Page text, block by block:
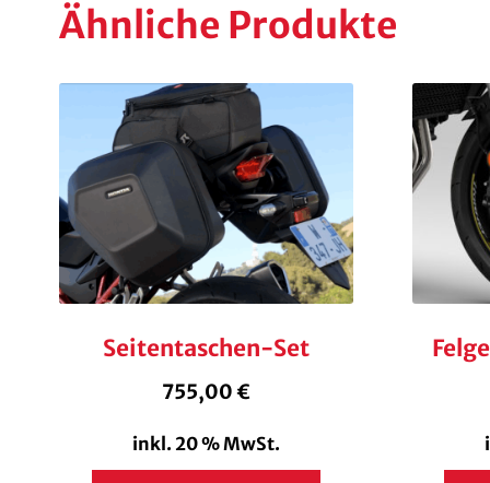
Ähnliche Produkte
Seitentaschen-Set
755,00€
inkl. 20 % MwSt.